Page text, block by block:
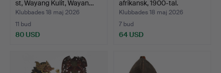
st, Wayang Kulit, Wayan…
Klubbades 18 maj 2026
11 bud
80 USD
afrikansk, 1900-tal.
Klubbades 18 maj 2026
7 bud
64 USD